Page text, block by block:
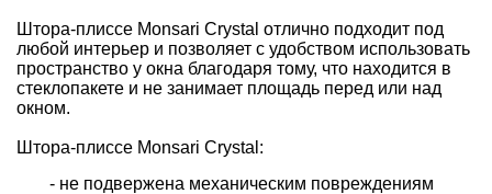
Штора-плиссе Monsari Crystal отлично подходит под
любой интерьер и позволяет с удобством использовать
пространство у окна благодаря тому, что находится в
стеклопакете и не занимает площадь перед или над
окном.
Штора-плиссе Monsari Crystal:
- не подвержена механическим повреждениям